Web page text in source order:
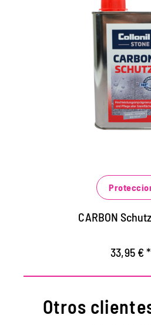
Protección
todas las
Impermeabilización de
para superficies de
extremas y cargas.
Previene la rápida
contaminación acuosa,
CARBON
33,95 € *
Otros